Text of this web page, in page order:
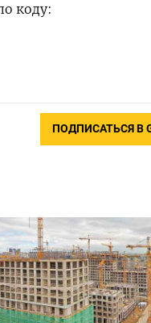
коду:
ПОДПИСАТЬСЯ В